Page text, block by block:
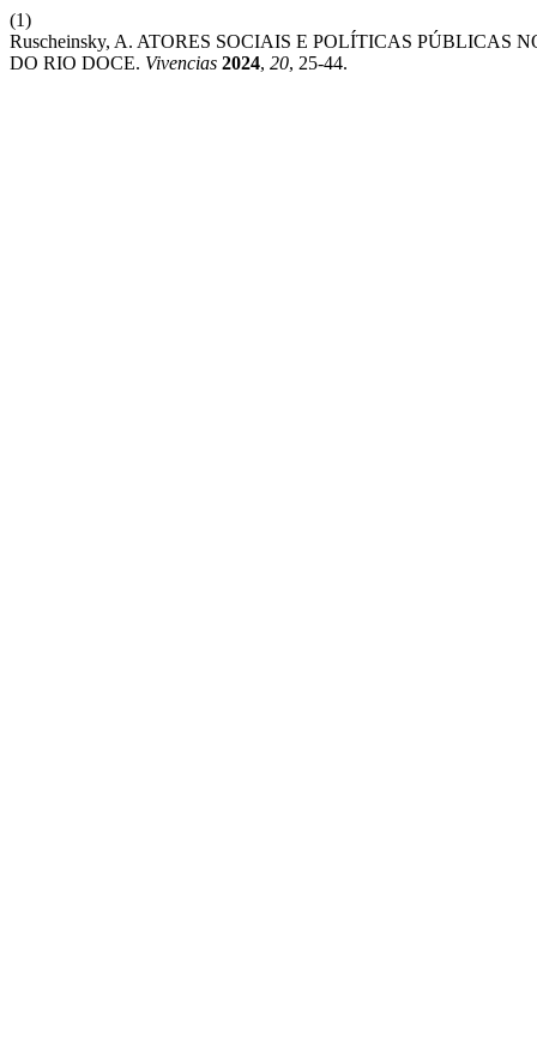
(1)
Ruscheinsky, A. ATORES SOCIAIS E POLÍTICAS
DO RIO DOCE. Vivencias 2024, 20, 25-44.